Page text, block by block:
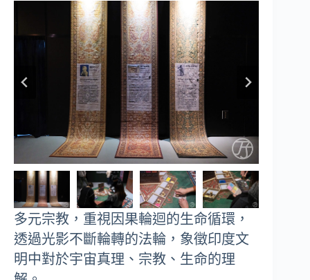
多元宗教，重視因果輪迴的生命循環，
透過光影不斷輪轉的法輪，象徵印度文
明中對於宇宙真理、宗教、生命的理